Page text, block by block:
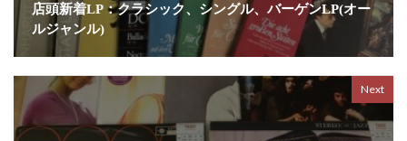
店頭新着LP：クラシック、シングル、バーゲンLP(オー
ルジャンル)
Next